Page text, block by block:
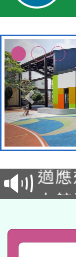
本
招
招)
適
本
礎
A3